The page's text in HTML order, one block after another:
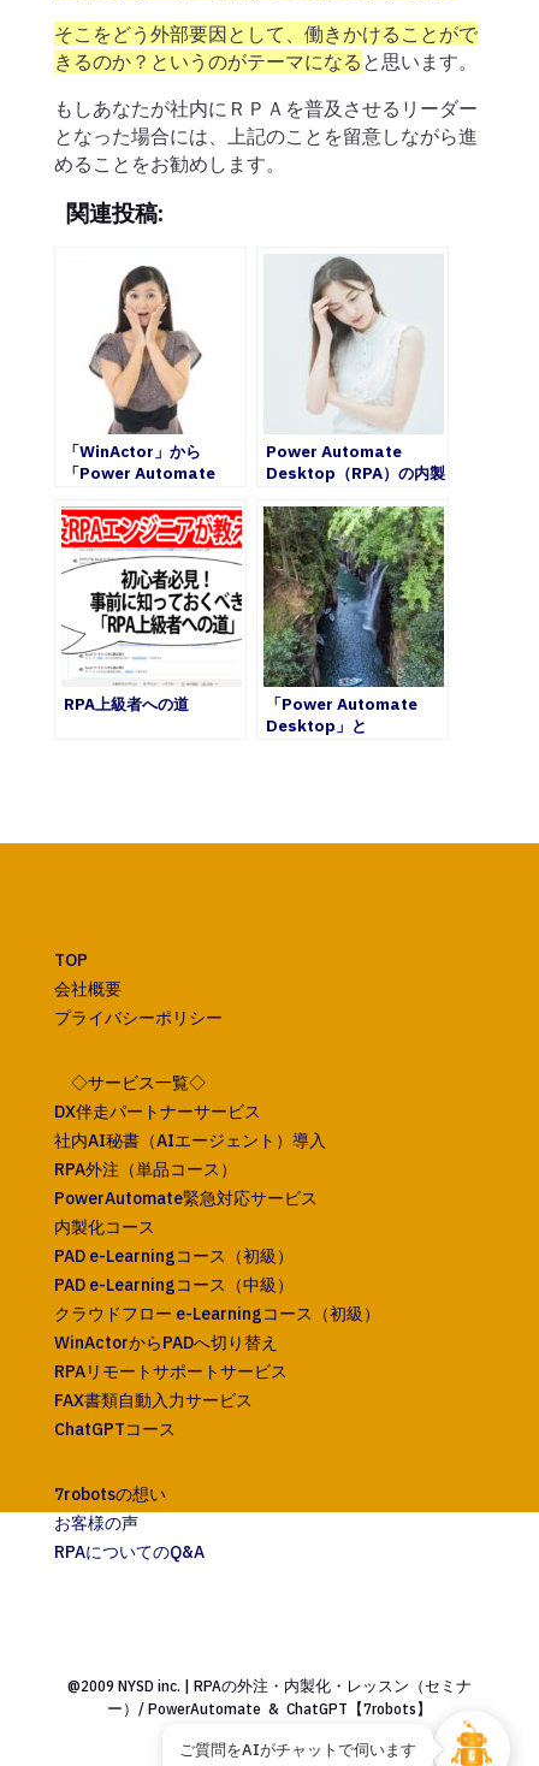
そこをどう外部要因として、働きかけることがで
きるのか？というのがテーマになる と思います。
もしあなたが社内にＲＰＡを普及させるリーダー
となった場合には、上記のことを留意しながら進
めることをお勧めします。
関連投稿:
「WinActor」から
「Power Automate
で気が付いたこと
Power Automate
Desktop（RPA）の内製
とは？
RPA上級者への道
「Power Automate
Desktop」と
TOP
会社概要
プライバシーポリシー
◇サービス一覧◇
DX伴走パートナーサービス
社内AI秘書（AIエージェント）導入
RPA外注（単品コース）
PowerAutomate緊急対応サービス
内製化コース
PAD e-Learningコース（初級）
PAD e-Learningコース（中級）
クラウドフロー e-Learningコース（初級）
WinActorからPADへ切り替え
RPAリモートサポートサービス
FAX書類自動入力サービス
ChatGPTコース
7robotsの想い
お客様の声
RPAについてのQ&A
@2009 NYSD inc. | RPAの外注・内製化・レッスン（セミナ
ー）/ PowerAutomate & ChatGPT【7robots】
ご質問をAIがチャットで伺います